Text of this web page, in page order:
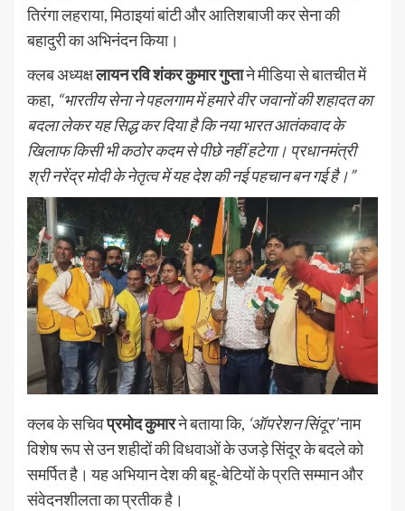
तिरंगा लहराया, मिठाइयां बांटी और आतिशबाजी कर सेना की
बहादुरी का अभिनंदन किया।
क्लब अध्यक्षलायन रवि शंकर कुमार गुप्ताने मीडिया से बातचीत में
कहा, “भारतीय सेना ने पहलगाम में हमारे वीर जवानों की शहादत का
बदला लेकर यह सिद्ध कर दिया है कि नया भारत आतंकवाद के
खिलाफ किसी भी कठोर कदम से पीछे नहीं हटेगा। प्रधानमंत्री
श्री नरेंद्र मोदी के नेतृत्व में यह देश की नई पहचान बन गई है।”
क्लब के सचिवप्रमोद कुमारने बताया कि, ‘ऑपरेशन सिंदूर’नाम
विशेष रूप से उन शहीदों की विधवाओं के उजड़े सिंदूर के बदले को
समर्पित है। यह अभियान देश की बहू-बेटियों के प्रति सम्मान और
संवेदनशीलता का प्रतीक है।